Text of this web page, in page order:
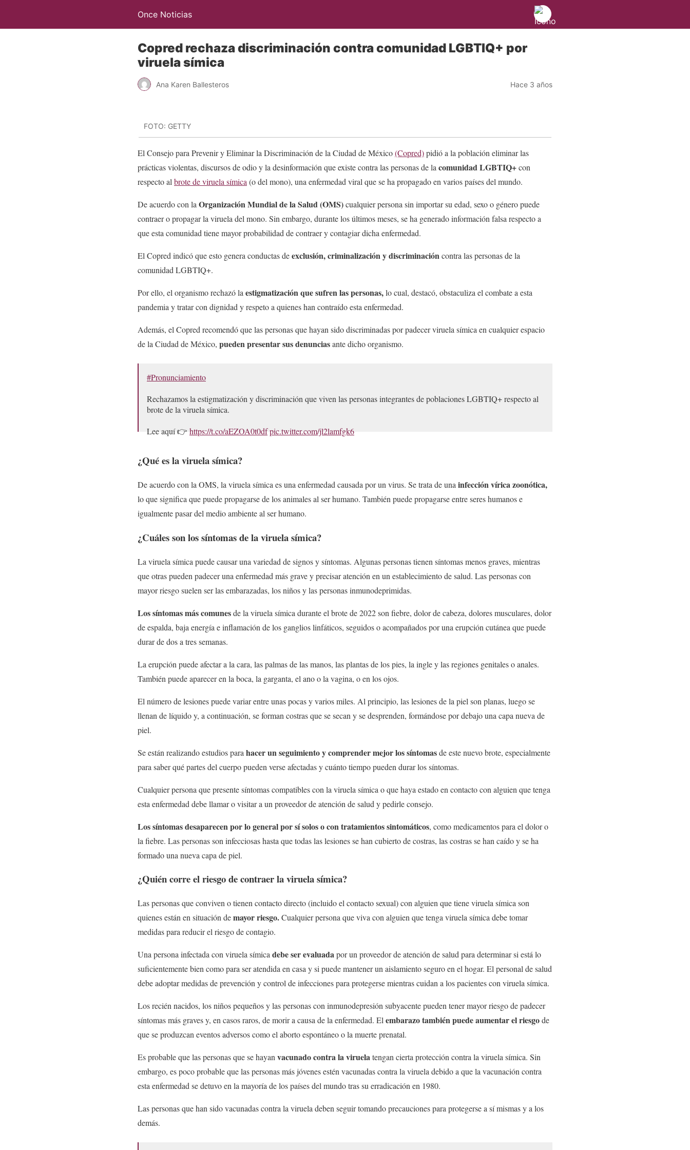
Once Noticias
Copred rechaza discriminación contra comunidad LGBTIQ+ por
viruela símica
Ana Karen Ballesteros Hace 3 años
FOTO: GETTY
El Consejo para Prevenir y Eliminar la Discriminación de la Ciudad de México(Copred)pidió a la población eliminar las
prácticas violentas, discursos de odio y la desinformación que existe contra las personas de la comunidad LGBTIQ+con
respecto al brote de viruela símica (o del mono), una enfermedad viral que se ha propagado en varios países del mundo.
De acuerdo con la Organización Mundial de la Salud (OMS)cualquier persona sin importar su edad, sexo o género puede
contraer o propagar la viruela del mono. Sin embargo, durante los últimos meses, se ha generado información falsa respecto a
que esta comunidad tiene mayor probabilidad de contraer y contagiar dicha enfermedad.
El Copred indicó que esto genera conductas deexclusión, criminalización y discriminacióncontra las personas de la
comunidad LGBTIQ+.
Por ello, el organismo rechazó la estigmatización que sufren las personas,lo cual, destacó, obstaculiza el combate a esta
pandemia y tratar con dignidad y respeto a quienes han contraído esta enfermedad.
Además, el Copred recomendó que las personas que hayan sido discriminadas por padecer viruela símica en cualquier espacio
de la Ciudad de México, pueden presentar sus denunciasante dicho organismo.
#Pronunciamiento
Rechazamos la estigmatización y discriminación que viven las personas integrantes de poblaciones LGBTIQ+ respecto al
brote de la viruela símica.
Lee aquí 👉 https://t.co/aEZOA0t0dfpic.twitter.com/jl2lamfgk6
¿Qué es la viruela símica?
De acuerdo con la OMS, la viruela símica es una enfermedad causada por un virus. Se trata de una infección vírica zoonótica,
lo que significa que puede propagarse de los animales al ser humano. También puede propagarse entre seres humanos e
igualmente pasar del medio ambiente al ser humano.
¿Cuáles son los síntomas de la viruela símica?
La viruela símica puede causar una variedad de signos y síntomas. Algunas personas tienen síntomas menos graves, mientras
que otras pueden padecer una enfermedad más grave y precisar atención en un establecimiento de salud. Las personas con
mayor riesgo suelen ser las embarazadas, los niños y las personas inmunodeprimidas.
Los síntomas más comunesde la viruela símica durante el brote de 2022 son fiebre, dolor de cabeza, dolores musculares, dolor
de espalda, baja energía e inflamación de los ganglios linfáticos, seguidos o acompañados por una erupción cutánea que puede
durar de dos a tres semanas.
La erupción puede afectar a la cara, las palmas de las manos, las plantas de los pies, la ingle y las regiones genitales o anales.
También puede aparecer en la boca, la garganta, el ano o la vagina, o en los ojos.
El número de lesiones puede variar entre unas pocas y varios miles. Al principio, las lesiones de la piel son planas, luego se
llenan de líquido y, a continuación, se forman costras que se secan y se desprenden, formándose por debajo una capa nueva de
piel.
Se están realizando estudios para hacer un seguimiento y comprender mejor los síntomasde este nuevo brote, especialmente
para saber qué partes del cuerpo pueden verse afectadas y cuánto tiempo pueden durar los síntomas.
Cualquier persona que presente síntomas compatibles con la viruela símica o que haya estado en contacto con alguien que tenga
esta enfermedad debe llamar o visitar a un proveedor de atención de salud y pedirle consejo.
Los síntomas desaparecen por lo general por sí solos o con tratamientos sintomáticos, como medicamentos para el dolor o
la fiebre. Las personas son infecciosas hasta que todas las lesiones se han cubierto de costras, las costras se han caído y se ha
formado una nueva capa de piel.
¿Quién corre el riesgo de contraer la viruela símica?
Las personas que conviven o tienen contacto directo (incluido el contacto sexual) con alguien que tiene viruela símica son
quienes están en situación demayor riesgo.Cualquier persona que viva con alguien que tenga viruela símica debe tomar
medidas para reducir el riesgo de contagio.
Una persona infectada con viruela símica debe ser evaluadapor un proveedor de atención de salud para determinar si está lo
suficientemente bien como para ser atendida en casa y si puede mantener un aislamiento seguro en el hogar. El personal de salud
debe adoptar medidas de prevención y control de infecciones para protegerse mientras cuidan a los pacientes con viruela símica.
Los recién nacidos, los niños pequeños y las personas con inmunodepresión subyacente pueden tener mayor riesgo de padecer
síntomas más graves y, en casos raros, de morir a causa de la enfermedad. El embarazo también puede aumentar el riesgode
que se produzcan eventos adversos como el aborto espontáneo o la muerte prenatal.
Es probable que las personas que se hayan vacunado contra la viruelatengan cierta protección contra la viruela símica. Sin
embargo, es poco probable que las personas más jóvenes estén vacunadas contra la viruela debido a que la vacunación contra
esta enfermedad se detuvo en la mayoría de los países del mundo tras su erradicación en 1980.
Las personas que han sido vacunadas contra la viruela deben seguir tomando precauciones para protegerse a sí mismas y a los
demás.